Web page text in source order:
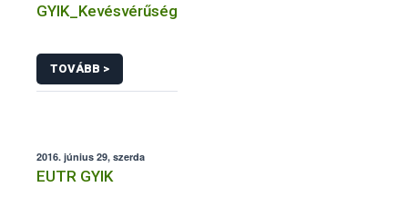
GYIK_Kevésvérűség
TOVÁBB >
2016. június 29, szerda
EUTR GYIK